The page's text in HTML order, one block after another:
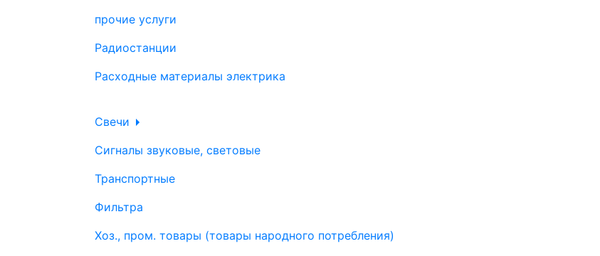
прочие услуги
Радиостанции
Расходные материалы электрика
Свечи
Сигналы звуковые, световые
Транспортные
Фильтра
Хоз., пром. товары (товары народного потребления)